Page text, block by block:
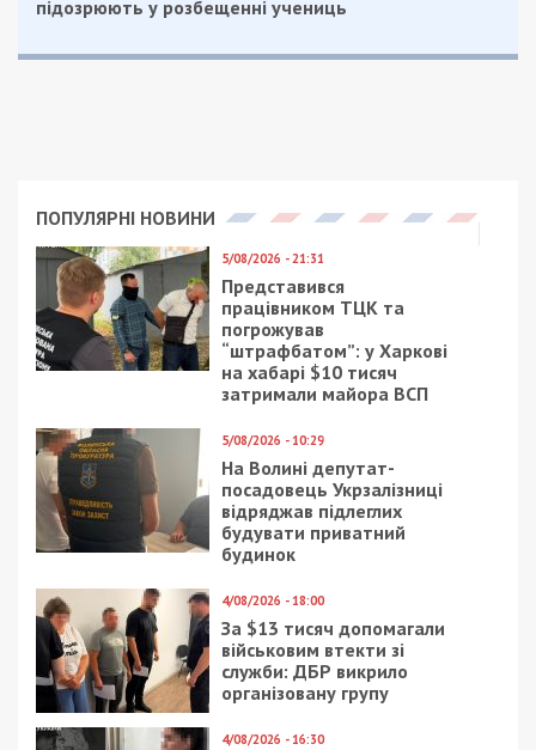
підозрюють у розбещенні учениць
ПОПУЛЯРНІ НОВИНИ
5/08/2026 - 21:31
Представився
працівником ТЦК та
погрожував
“штрафбатом”: у Харкові
на хабарі $10 тисяч
затримали майора ВСП
5/08/2026 - 10:29
На Волині депутат-
посадовець Укрзалізниці
відряджав підлеглих
будувати приватний
будинок
4/08/2026 - 18:00
За $13 тисяч допомагали
військовим втекти зі
служби: ДБР викрило
організовану групу
4/08/2026 - 16:30